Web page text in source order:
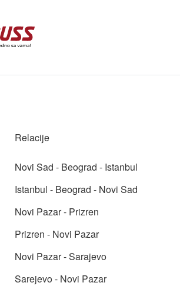
Relacije
Novi Sad - Beograd - Istanbul
Istanbul - Beograd - Novi Sad
Novi Pazar - Prizren
Prizren - Novi Pazar
Novi Pazar - Sarajevo
Sarejevo - Novi Pazar